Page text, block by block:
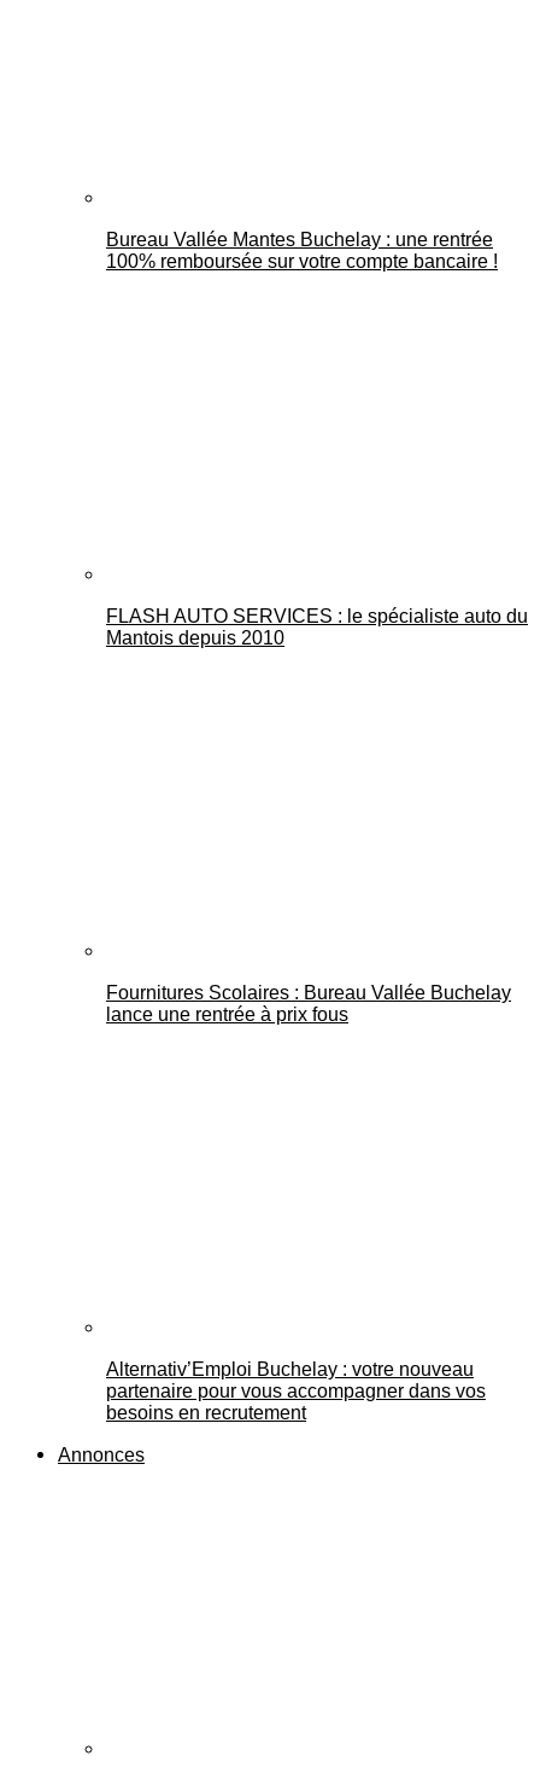
Bureau Vallée Mantes Buchelay : une rentrée
100% remboursée sur votre compte bancaire !
FLASH AUTO SERVICES : le spécialiste auto du
Mantois depuis 2010
Fournitures Scolaires : Bureau Vallée Buchelay
lance une rentrée à prix fous
Alternativ’Emploi Buchelay : votre nouveau
partenaire pour vous accompagner dans vos
besoins en recrutement
Annonces